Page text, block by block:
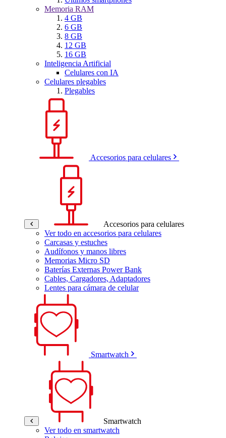
Memoria RAM
4 GB
6 GB
8 GB
12 GB
16 GB
Inteligencia Artificial
Celulares con IA
Celulares plegables
Plegables
Accesorios para celulares
Accesorios para celulares
Ver todo en accesorios para celulares
Carcasas y estuches
Audífonos y manos libres
Memorias Micro SD
Baterías Externas Power Bank
Cables, Cargadores, Adaptadores
Lentes para cámara de celular
Smartwatch
Smartwatch
Ver todo en smartwatch